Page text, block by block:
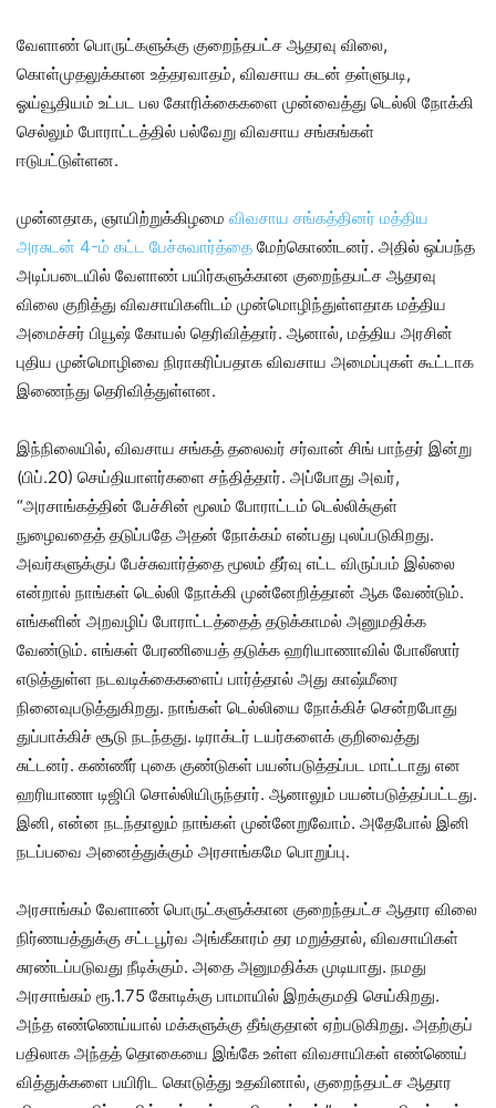
வேளாண் பொருட்களுக்கு குறைந்தபட்ச ஆதரவு விலை,
கொள்முதலுக்கான உத்தரவாதம், விவசாய கடன் தள்ளுபடி,
ஓய்வூதியம் உட்பட பல கோரிக்கைகளை முன்வைத்து டெல்லி நோக்கி
செல்லும் போராட்டத்தில் பல்வேறு விவசாய சங்கங்கள்
ஈடுபட்டுள்ளன.
முன்னதாக, ஞாயிற்றுக்கிழமை விவசாய சங்கத்தினர் மத்திய
அரசுடன் 4-ம் கட்ட பேச்சுவார்த்தை மேற்கொண்டனர். அதில் ஒப்பந்த
அடிப்படையில் வேளாண் பயிர்களுக்கான குறைந்தபட்ச ஆதரவு
விலை குறித்து விவசாயிகளிடம் முன்மொழிந்துள்ளதாக மத்திய
அமைச்சர் பியூஷ் கோயல் தெரிவித்தார். ஆனால், மத்திய அரசின்
புதிய முன்மொழிவை நிராகரிப்பதாக விவசாய அமைப்புகள் கூட்டாக
இணைந்து தெரிவித்துள்ளன.
இந்நிலையில், விவசாய சங்கத் தலைவர் சர்வான் சிங் பாந்தர் இன்று
(பிப்.20) செய்தியாளர்களை சந்தித்தார். அப்போது அவர்,
“அரசாங்கத்தின் பேச்சின் மூலம் போராட்டம் டெல்லிக்குள்
நுழைவதைத் தடுப்பதே அதன் நோக்கம் என்பது புலப்படுகிறது.
அவர்களுக்குப் பேச்சுவார்த்தை மூலம் தீர்வு எட்ட விருப்பம் இல்லை
என்றால் நாங்கள் டெல்லி நோக்கி முன்னேறித்தான் ஆக வேண்டும்.
எங்களின் அறவழிப் போராட்டத்தைத் தடுக்காமல் அனுமதிக்க
வேண்டும். எங்கள் பேரணியைத் தடுக்க ஹரியாணாவில் போலீஸார்
எடுத்துள்ள நடவடிக்கைகளைப் பார்த்தால் அது காஷ்மீரை
நினைவுபடுத்துகிறது. நாங்கள் டெல்லியை நோக்கிச் சென்றபோது
துப்பாக்கிச் சூடு நடந்தது. டிராக்டர் டயர்களைக் குறிவைத்து
சுட்டனர். கண்ணீர் புகை குண்டுகள் பயன்படுத்தப்பட மாட்டாது என
ஹரியாணா டிஜிபி சொல்லியிருந்தார். ஆனாலும் பயன்படுத்தப்பட்டது.
இனி, என்ன நடந்தாலும் நாங்கள் முன்னேறுவோம். அதேபோல் இனி
நடப்பவை அனைத்துக்கும் அரசாங்கமே பொறுப்பு.
அரசாங்கம் வேளாண் பொருட்களுக்கான குறைந்தபட்ச ஆதார விலை
நிர்ணயத்துக்கு சட்டபூர்வ அங்கீகாரம் தர மறுத்தால், விவசாயிகள்
சுரண்டப்படுவது நீடிக்கும். அதை அனுமதிக்க முடியாது. நமது
அரசாங்கம் ரூ.1.75 கோடிக்கு பாமாயில் இறக்குமதி செய்கிறது.
அந்த எண்ணெய்யால் மக்களுக்கு தீங்குதான் ஏற்படுகிறது. அதற்குப்
பதிலாக அந்தத் தொகையை இங்கே உள்ள விவசாயிகள் எண்ணெய்
வித்துக்களை பயிரிட கொடுத்து உதவினால், குறைந்தபட்ச ஆதார